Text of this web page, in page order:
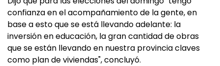
confianza en el acompañamiento de la gente, en
base a esto que se está llevando adelante: la
inversión en educación, la gran cantidad de obras
que se están llevando en nuestra provincia claves
como plan de viviendas", concluyó.